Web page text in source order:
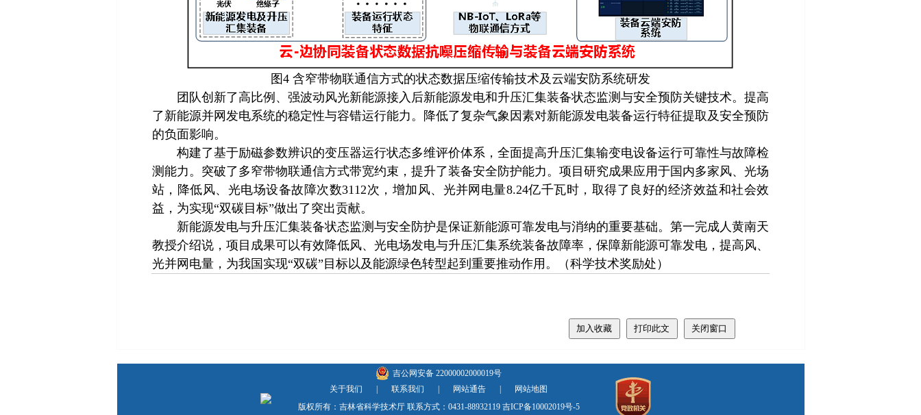
图4 含窄带物联通信方式的状态数据压缩传输技术及云端安防系统研发
团队创新了高比例、强波动风光新能源接入后新能源发电和升压汇集装备状态监测与安全预防关键技术。提高
了新能源并网发电系统的稳定性与容错运行能力。降低了复杂气象因素对新能源发电装备运行特征提取及安全预防
的负面影响。
构建了基于励磁参数辨识的变压器运行状态多维评价体系，全面提高升压汇集输变电设备运行可靠性与故障检
测能力。突破了多窄带物联通信方式带宽约束，提升了装备安全防护能力。项目研究成果应用于国内多家风、光场
站，降低风、光电场设备故障次数3112次，增加风、光并网电量8.24亿千瓦时，取得了良好的经济效益和社会效
益，为实现“双碳目标”做出了突出贡献。
新能源发电与升压汇集装备状态监测与安全防护是保证新能源可靠发电与消纳的重要基础。第一完成人黄南天
教授介绍说，项目成果可以有效降低风、光电场发电与升压汇集系统装备故障率，保障新能源可靠发电，提高风、
光并网电量，为我国实现“双碳”目标以及能源绿色转型起到重要推动作用。（科学技术奖励处）
吉公网安备 22000002000019号
关于我们
联系我们 网站通告
网站地图
版权所有：吉林省科学技术厅 联系方式：0431-88932119 吉ICP备10002019号-5